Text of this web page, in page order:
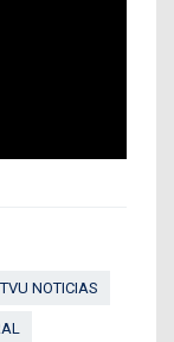
TVU NOTICIAS